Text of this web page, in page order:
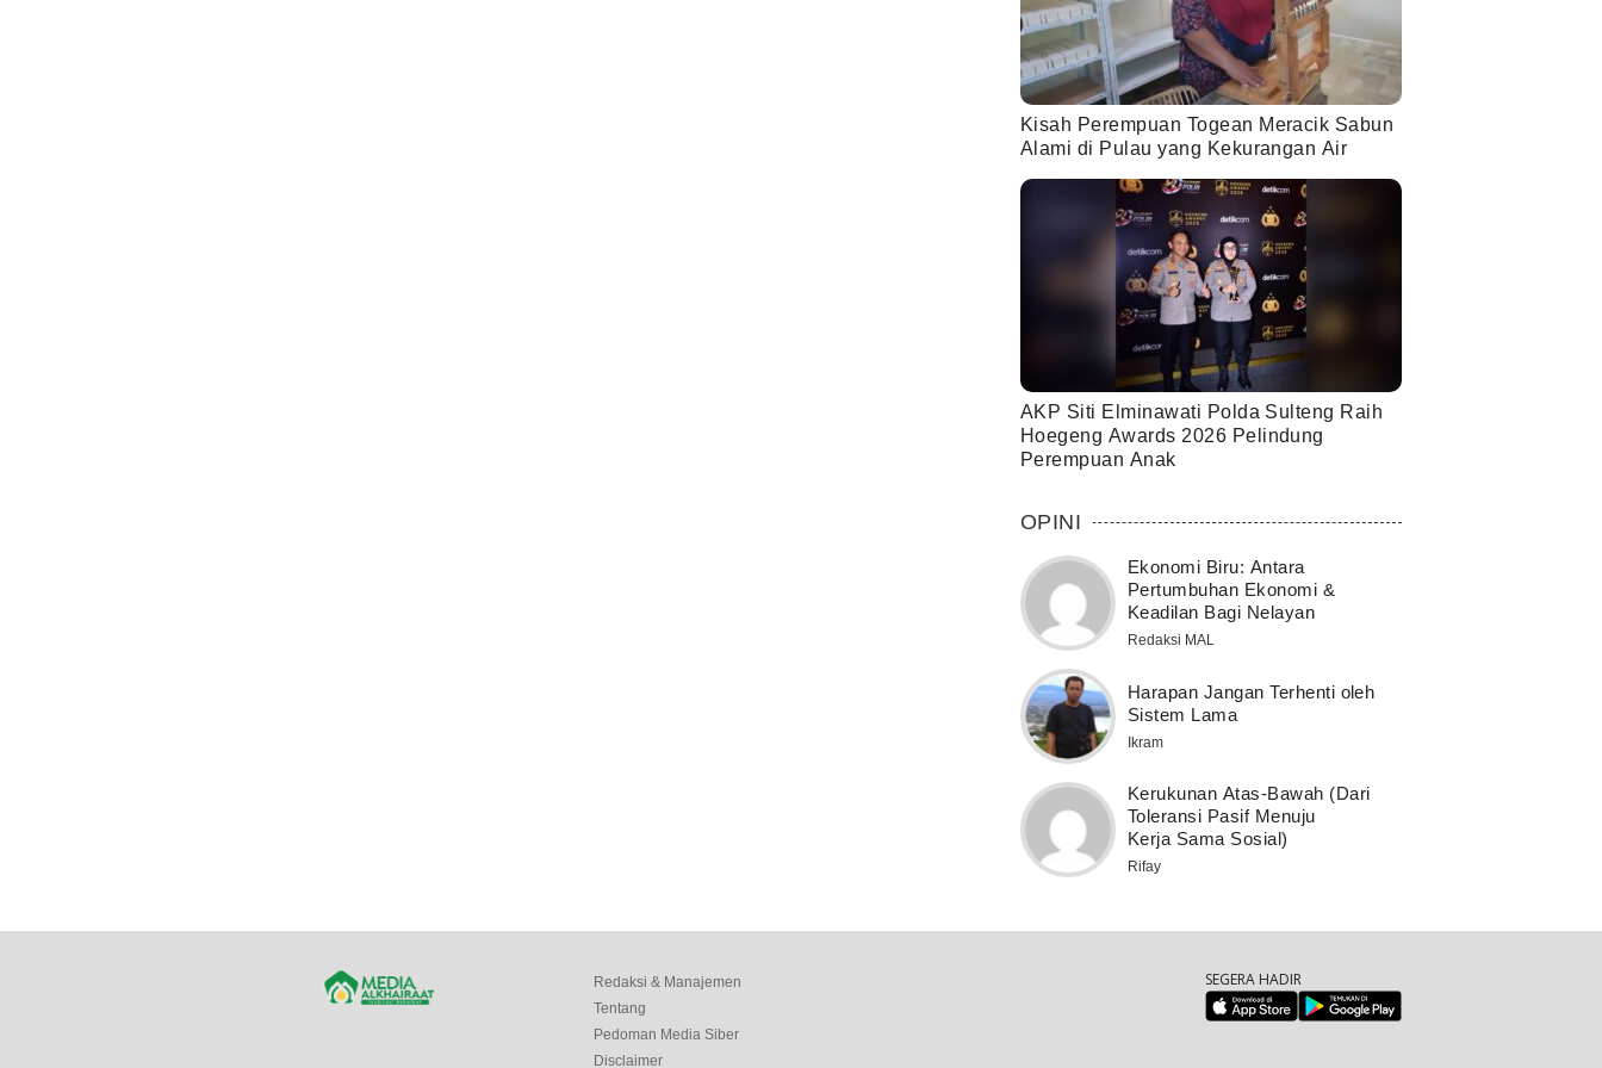
Kisah Perempuan Togean Meracik Sabun
Alami di Pulau yang Kekurangan Air
AKP Siti Elminawati Polda Sulteng Raih
Hoegeng Awards 2026 Pelindung
Perempuan Anak
OPINI
Ekonomi Biru: Antara
Pertumbuhan Ekonomi &
Keadilan Bagi Nelayan
Redaksi MAL
Harapan Jangan Terhenti oleh
Sistem Lama
Ikram
Kerukunan Atas-Bawah (Dari
Toleransi Pasif Menuju
Kerja Sama Sosial)
Rifay
Redaksi & Manajemen
Tentang
Pedoman Media Siber
Disclaimer
SEGERA HADIR